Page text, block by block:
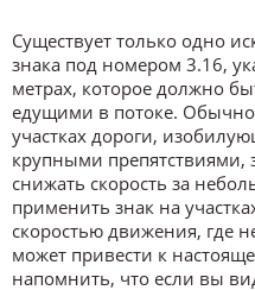
Существует только одно
знака под номером 3.16,
метрах, которое должно
едущими в потоке. Обычно
участках дороги,
крупными
снижать скорость за
применить знак на
скоростью движения, где
может привести к
напомнить, что если вы